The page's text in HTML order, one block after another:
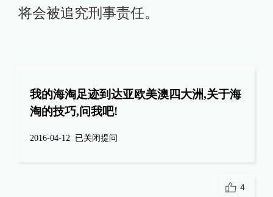
将会被追究刑事责任。
我的海淘足迹到达亚欧美澳四大洲,关于海
淘的技巧,问我吧!
2016-04-12 已关闭提问
4